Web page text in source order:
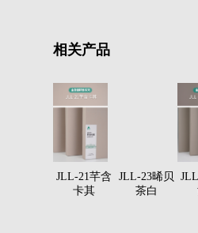
相关产品
JLL-21芊含
卡其
JLL-23晞贝
茶白